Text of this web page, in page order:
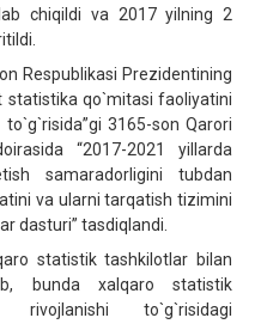
chiqildi va 2017 yilning 2
Respublikasi Prezidentining
statistika qo`mitasi faoliyatini
3165-son Qarori
“2017-2021 yillarda
samaradorligini tubdan
va ularni tarqatish tizimini
dasturi” tasdiqlandi.
statistik tashkilotlar bilan
bunda xalqaro statistik
rivojlanishi to`g`risidagi